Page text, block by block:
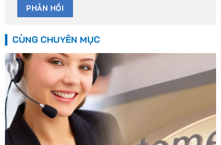
CÙNG CHUYÊN MỤC